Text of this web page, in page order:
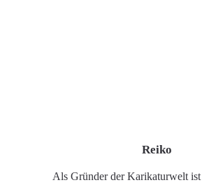
Reiko
Als Gründer der Karikaturwelt